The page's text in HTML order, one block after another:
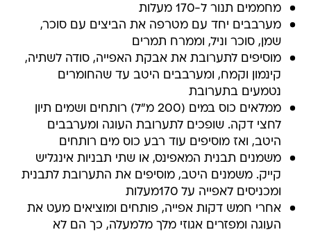
מחממים תנור ל-170 מעלות
מערבבים יחד עם מטרפה את הביצים עם סוכר,
שמן, סוכר וניל, וממרח תמרים
מוסיפים לתערובת את אבקת האפייה, סודה לשתיה,
קינמון וקמח, ומערבבים היטב עד שהחומרים
נטמעים בתערובת
ממלאים כוס במים (200 מ"ל) רותחים ושמים תיון
לחצי דקה. שופכים לתערובת העוגה ומערבבים
היטב, ואז מוסיפים עוד רבע כוס מים רותחים
משמנים תבנית המאפינס, או שתי תבניות אינגליש
קייק. משמנים היטב, מוסיפים את התערובת לתבנית
ומכניסים לאפייה על 170מעלות
אחרי חמש דקות אפייה, פותחים ומוציאים מעט את
העוגה ומפזרים אגוזי מלך מלמעלה, כך הם לא